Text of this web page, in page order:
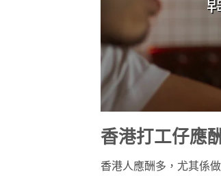
香港打工仔應
香港人應酬多，尤其係